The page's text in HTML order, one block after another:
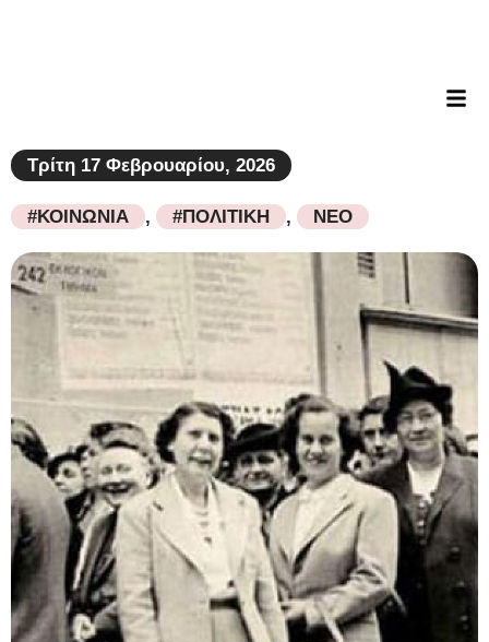
Τρίτη 17 Φεβρουαρίου, 2026
#ΚΟΙΝΩΝΙΑ , #ΠΟΛΙΤΙΚΗ , ΝΕΟ